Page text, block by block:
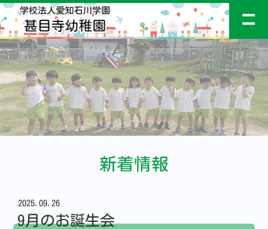
新着情報
2025.09.26
9月のお誕生会